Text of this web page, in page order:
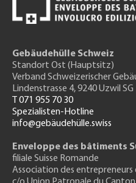
Gebäudehülle Schweiz
Standort Ost (Hauptsitz)
Verband Schweizerischer
Lindenstrasse 4, 9240 Uzwil SG
T 071 955 70 30
Spezialisten-Hotline
info@gebäudehülle.swiss
Enveloppe des bâtiments
filiale Suisse Romande
Association des entrepreneurs